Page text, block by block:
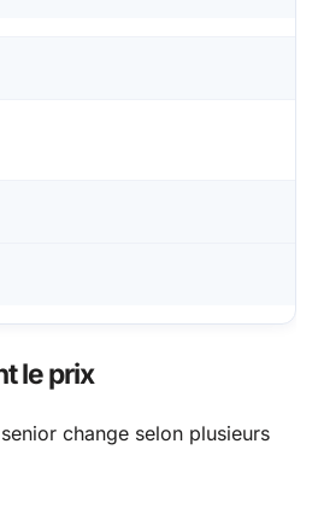
le prix
change selon plusieurs